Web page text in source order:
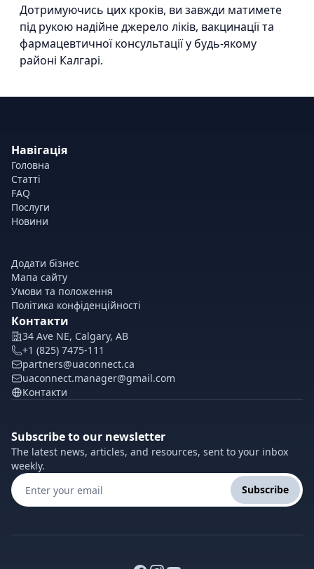
Дотримуючись цих кроків, ви завжди матимете
під рукою надійне джерело ліків, вакцинації та
фармацевтичної консультації у будь-якому
районі Калгарі.
Навігація
Головна
Статті
FAQ
Послуги
Новини
Додати бізнес
Мапа сайту
Умови та положення
Політика конфіденційності
Контакти
34 Ave NE, Calgary, AB
+1 (825) 7475-111
partners@uaconnect.ca
uaconnect.manager@gmail.com
Контакти
Subscribe to our newsletter
The latest news, articles, and resources, sent to your inbox
weekly.
Subscribe